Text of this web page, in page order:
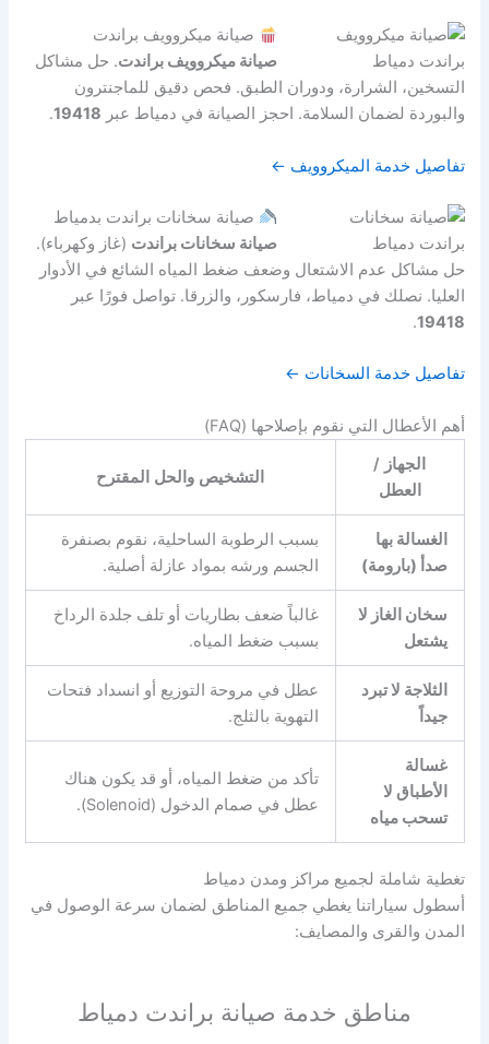
صيانة ميكروويف براندت
صيانة ميكروويف براندت. حل مشاكل
التسخين، الشرارة، ودوران الطبق. فحص دقيق للماجنترون
والبوردة لضمان السلامة. احجز الصيانة في دمياط عبر 19418
.
تفاصيل خدمة الميكروويف ←
صيانة سخانات براندت بدمياط
صيانة سخانات براندت (غاز وكهرباء).
حل مشاكل عدم الاشتعال وضعف ضغط المياه الشائع في الأدوار
العليا. نصلك في دمياط، فارسكور، والزرقا. تواصل فورًا عبر
19418
.
تفاصيل خدمة السخانات ←
أهم الأعطال التي نقوم بإصلاحها (FAQ)
الجهاز /
العطل
التشخيص والحل المقترح
الغسالة بها
صدأ (بارومة)
بسبب الرطوبة الساحلية، نقوم بصنفرة
الجسم ورشه بمواد عازلة أصلية.
سخان الغاز لا
يشتعل
غالباً ضعف بطاريات أو تلف جلدة الرداخ
بسبب ضغط المياه.
الثلاجة لا تبرد
جيداً
عطل في مروحة التوزيع أو انسداد فتحات
التهوية بالثلج.
غسالة
الأطباق لا
تسحب مياه
تأكد من ضغط المياه، أو قد يكون هناك
عطل في صمام الدخول (Solenoid).
تغطية شاملة لجميع مراكز ومدن دمياط
أسطول سياراتنا يغطي جميع المناطق لضمان سرعة الوصول في
المدن والقرى والمصايف:
مناطق خدمة صيانة براندت دمياط